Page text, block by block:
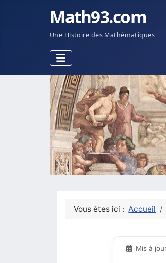
Math93.com
Une Histoire des Mathématiques
Vous êtes ici :Accueil
Mis à